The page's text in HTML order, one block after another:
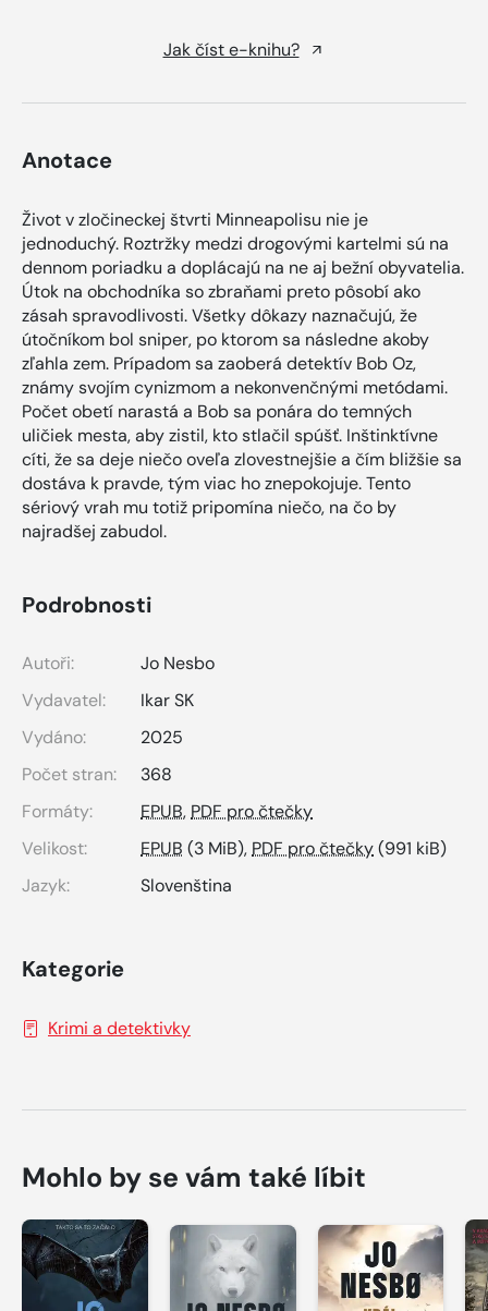
Jak číst e-knihu?
Anotace
Život v zločineckej štvrti Minneapolisu nie je
jednoduchý. Roztržky medzi drogovými kartelmi sú na
dennom poriadku a doplácajú na ne aj bežní obyvatelia.
Útok na obchodníka so zbraňami preto pôsobí ako
zásah spravodlivosti. Všetky dôkazy naznačujú, že
útočníkom bol sniper, po ktorom sa následne akoby
zľahla zem. Prípadom sa zaoberá detektív Bob Oz,
známy svojím cynizmom a nekonvenčnými metódami.
Počet obetí narastá a Bob sa ponára do temných
uličiek mesta, aby zistil, kto stlačil spúšť. Inštinktívne
cíti, že sa deje niečo oveľa zlovestnejšie a čím bližšie sa
dostáva k pravde, tým viac ho znepokojuje. Tento
sériový vrah mu totiž pripomína niečo, na čo by
najradšej zabudol.
Podrobnosti
Autoři:
Jo Nesbo
Vydavatel:
Ikar SK
Vydáno:
2025
Počet stran:
368
Formáty:
EPUB, PDF pro čtečky
Velikost:
EPUB (3 MiB), PDF pro čtečky(991 kiB)
Jazyk:
Slovenština
Kategorie
Krimi a detektivky
Mohlo by se vám také líbit